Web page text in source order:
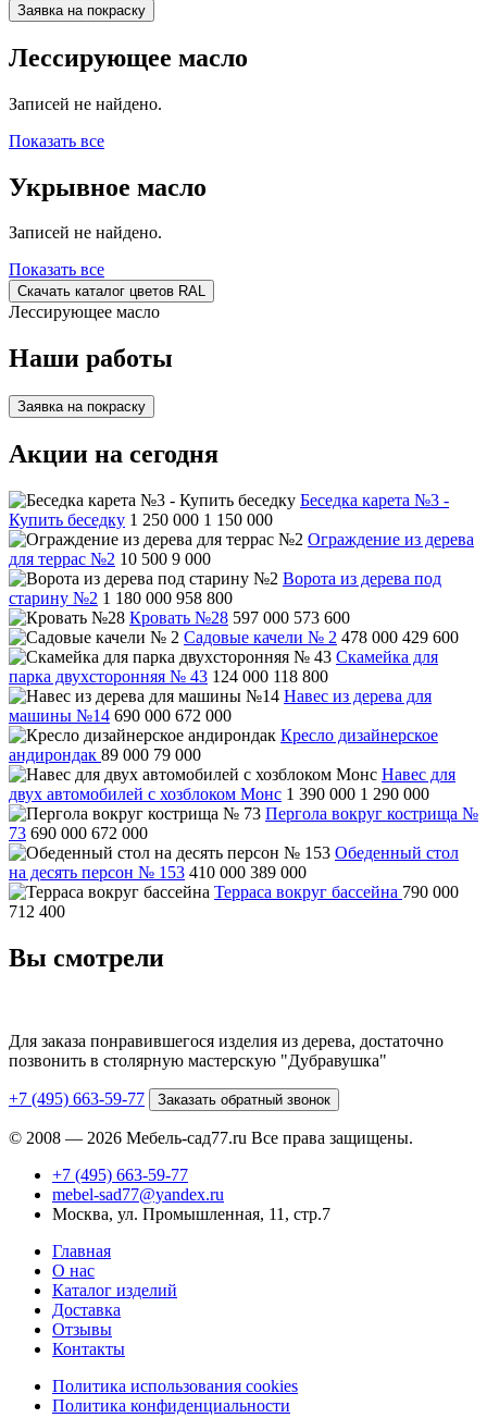
Заявка на покраску
Лессирующее масло
Записей не найдено.
Показать все
Укрывное масло
Записей не найдено.
Показать все
Скачать каталог цветов RAL
Лессирующее масло
Наши работы
Заявка на покраску
Акции на сегодня
Беседка карета №3 -
Купить беседку 1 250 000 1 150 000
Ограждение из дерева
для террас №2 10 500 9 000
Ворота из дерева под
старину №2 1 180 000 958 800
Кровать №28 597 000 573 600
Садовые качели № 2 478 000 429 600
Скамейка для
парка двухсторонняя № 43 124 000 118 800
Навес из дерева для
машины №14 690 000 672 000
Кресло дизайнерское
андирондак 89 000 79 000
Навес для
двух автомобилей с хозблоком Монс 1 390 000 1 290 000
Пергола вокруг кострища №
73 690 000 672 000
Обеденный стол
на десять персон № 153 410 000 389 000
Терраса вокруг бассейна 790 000
712 400
Вы смотрели
Для заказа понравившегося изделия из дерева, достаточно
позвонить в столярную мастерскую "Дубравушка"
+7 (495) 663-59-77 Заказать обратный звонок
© 2008 — 2026 Мебель-сад77.ru Все права защищены.
+7 (495) 663-59-77
mebel-sad77@yandex.ru
Москва, ул. Промышленная, 11, стр.7
Главная
О нас
Каталог изделий
Доставка
Отзывы
Контакты
Политика использования cookies
Политика конфиденциальности